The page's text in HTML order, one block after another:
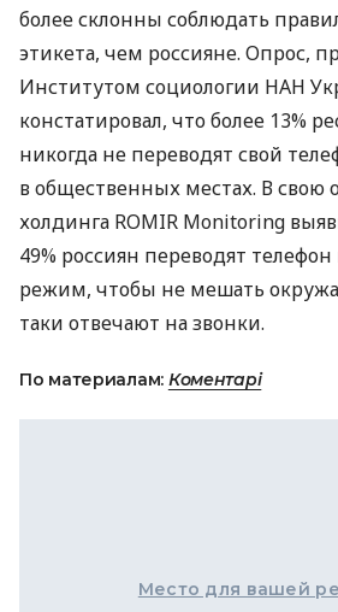
более склонны соблюдать
этикета, чем россияне. Опрос,
Институтом социологии НАН
констатировал, что более 13%
никогда не переводят свой
в общественных местах. В свою
холдинга ROMIR Monitoring
49% россиян переводят
режим, чтобы не мешать
таки отвечают на звонки.
По материалам: Коментарі
Место для вашей